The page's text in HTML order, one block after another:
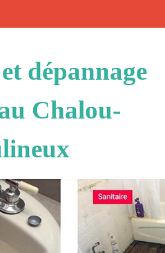
dépannage
Chalou-